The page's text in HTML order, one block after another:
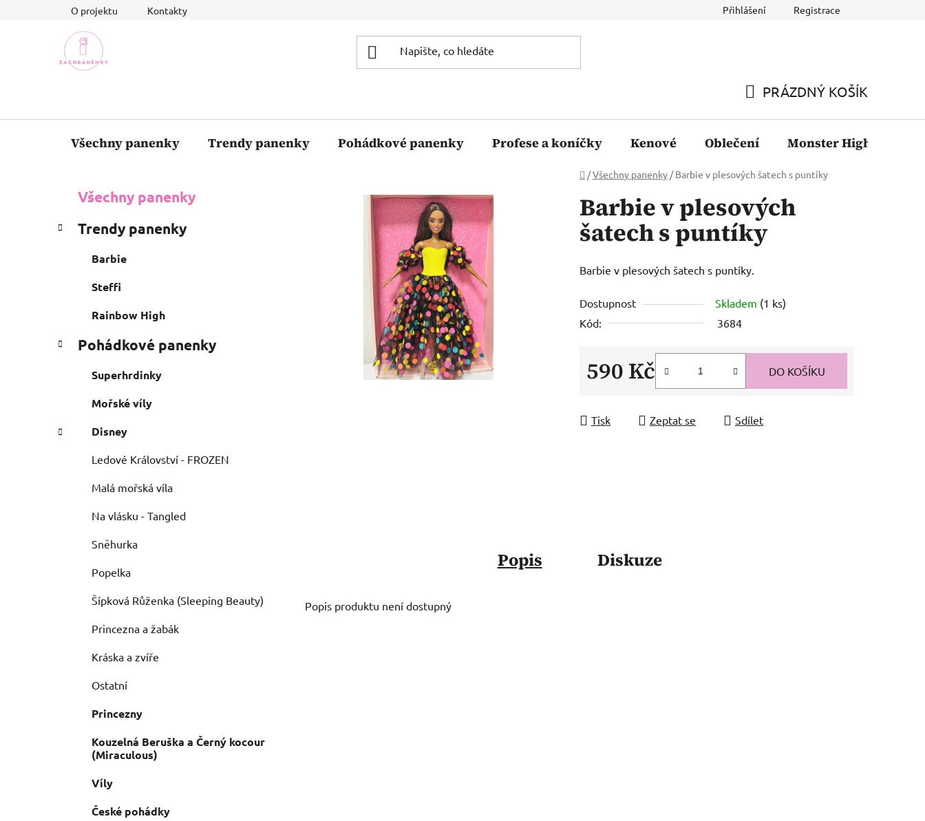
O projektu Kontakty Přihlášení Registrace
KOŠÍK
PRÁZDNÝ KOŠÍK
Všechny panenky Trendy panenky Pohádkové panenky Profese a koníčky Kenové Oblečení Monster High
Domů
/Všechny panenky / Barbie v plesových šatech s puntíky
s
p
Přeskočit
kategorie
e
Všechny panenky
Trendy panenky
Barbie
Steffi
Rainbow High
Pohádkové panenky
Superhrdinky
Mořské víly
Disney
Ledové Království - FROZEN
Malá mořská víla
Na vlásku - Tangled
Sněhurka
Popelka
Šípková Růženka (Sleeping Beauty)
Princezna a žabák
Kráska a zvíře
Ostatní
Princezny
Kouzelná Beruška a Černý kocour
(Miraculous)
Víly
České pohádky
Barbie v plesových
šatech s puntíky
Barbie v plesových šatech s puntíky.
Dostupnost Skladem (1 ks)
Kód:
3684
590 Kč DO KOŠÍKU
Tisk Zeptat se Sdílet
Popis Diskuze
Popis produktu není dostupný